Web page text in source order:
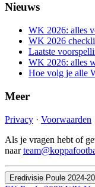
Nieuws
WK 2026: alles
WK 2026
Laatste
WK 2026: alles
Hoe volg je alle
Meer
Privacy · Voorwaarden
Als je vragen hebt of
naar
Eredivisie Poule 2024-